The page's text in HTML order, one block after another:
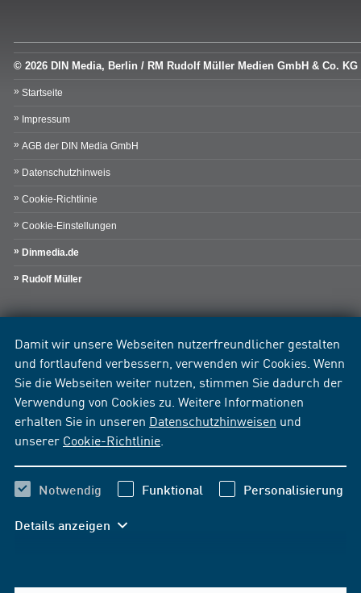
Damit wir unsere Webseiten nutzerfreundlicher gestalten
und fortlaufend verbessern, verwenden wir Cookies. Wenn
Sie die Webseiten weiter nutzen, stimmen Sie dadurch der
Verwendung von Cookies zu. Weitere Informationen
erhalten Sie in unseren Datenschutzhinweisen und
unserer Cookie-Richtlinie
Notwendig Funktional Personalisierung
Details anzeigen
© 2026 DIN Media, Berlin / RM Rudolf Müller Medien GmbH & Co. KG
Startseite
Impressum
AGB der DIN Media GmbH
Datenschutzhinweis
Cookie-Richtlinie
Cookie-Einstellungen
Dinmedia.de
Rudolf Müller